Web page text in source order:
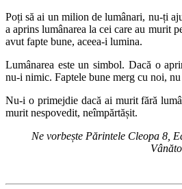
Poți să ai un milion de lumânari, nu-ți
a aprins lumânarea la cei care au murit
avut fapte bune, aceea-i lumina.
Lumânarea este un simbol. Dacă o
nu-i nimic. Faptele bune merg cu noi, nu
Nu-i o primejdie dacă ai murit fără
murit nespovedit, neîmpărtășit.
Ne vorbește Părintele Cleopa 8,